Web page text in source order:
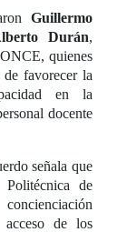
Guillermo
Durán,
quienes
favorecer la
en la
docente
señala que
de
de los